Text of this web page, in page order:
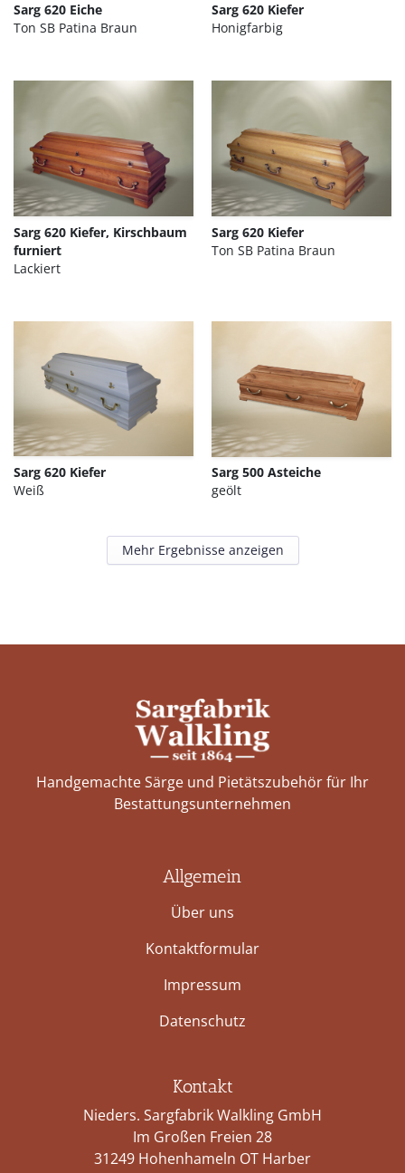
Sarg 620 Eiche
Ton SB Patina Braun
Sarg 620 Kiefer
Honigfarbig
Sarg 620 Kiefer, Kirschbaum
furniert
Lackiert
Sarg 620 Kiefer
Ton SB Patina Braun
Sarg 620 Kiefer
Weiß
Sarg 500 Asteiche
geölt
Mehr Ergebnisse anzeigen
Handgemachte Särge und Pietätszubehör für Ihr
Bestattungs­unternehmen
Allgemein
Über uns
Kontaktformular
Impressum
Datenschutz
Kontakt
Nieders. Sargfabrik Walkling GmbH
Im Großen Freien 28
31249 Hohenhameln OT Harber